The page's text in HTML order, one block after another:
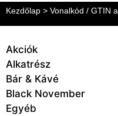
Kezdőlap > Vonalkód / GTIN
Akciók
Alkatrész
Bár & Kávé
Black November
Egyéb